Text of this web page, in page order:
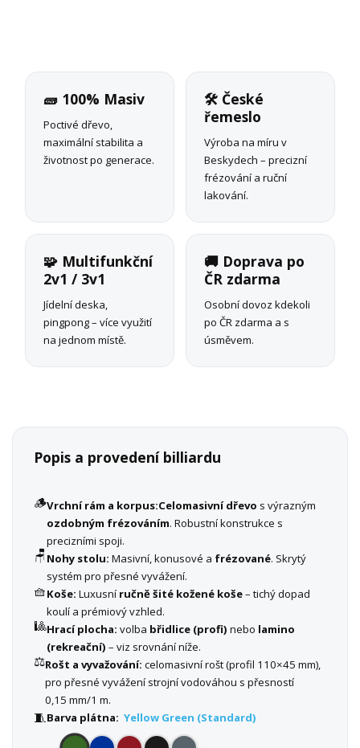
🧱 100% Masiv
Poctivé dřevo,
maximální stabilita a
životnost po generace.
🛠 České
řemeslo
Výroba na míru v
Beskydech – precizní
frézování a ruční
lakování.
🧩 Multifunkční
2v1 / 3v1
Jídelní deska,
pingpong – více využití
na jednom místě.
🚚 Doprava po
ČR zdarma
Osobní dovoz kdekoli
po ČR zdarma a s
úsměvem.
Popis a provedení billiardu
🪵Vrchní rám a korpus:Celomasivní dřevo s výrazným
ozdobným frézováním. Robustní konstrukce s
precizními spoji.
🪑 Nohy stolu: Masivní, konusové a frézované. Skrytý
systém pro přesné vyvážení.
🧺Koše: Luxusní ručně šité kožené koše– tichý dopad
koulí a prémiový vzhled.
🎱Hrací plocha: volba břidlice (profi) nebo lamino
(rekreační) – viz srovnání níže.
⚖️Rošt a vyvažování: celomasivní rošt (profil 110×45 mm),
pro přesné vyvážení strojní vodováhou s přesností
0,15 mm/1 m.
🧵Barva plátna: Yellow Green (Standard)